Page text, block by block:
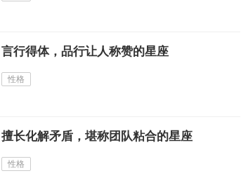
言行得体，品行让人称赞的星座
性格
擅长化解矛盾，堪称团队粘合的星座
性格